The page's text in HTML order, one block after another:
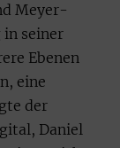
Meyer-
seiner
Ebenen
eine
der
Daniel